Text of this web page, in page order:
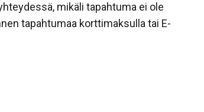
mikäli tapahtuma ei ole
tapahtumaa korttimaksulla tai E-